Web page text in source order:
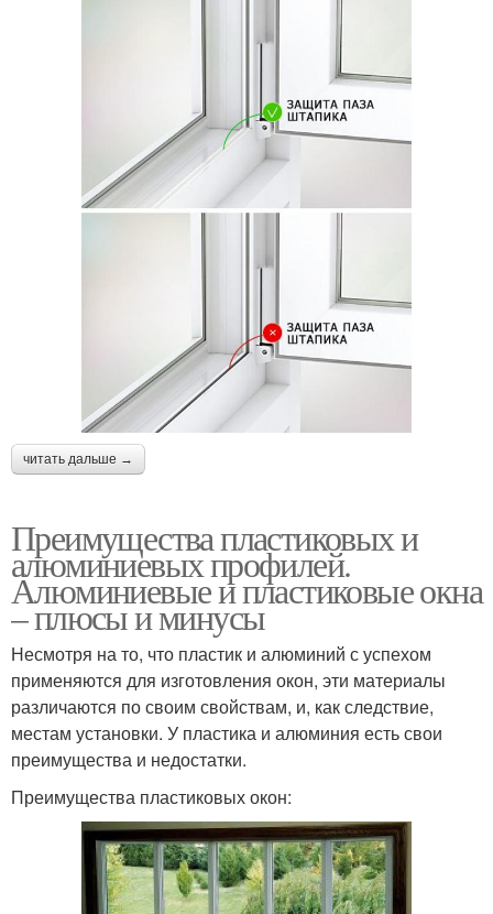
читать дальше →
Преимущества пластиковых и
алюминиевых профилей.
Алюминиевые и пластиковые окна
– плюсы и минусы
Несмотря на то, что пластик и алюминий с успехом
применяются для изготовления окон, эти материалы
различаются по своим свойствам, и, как следствие,
местам установки. У пластика и алюминия есть свои
преимущества и недостатки.
Преимущества пластиковых окон: